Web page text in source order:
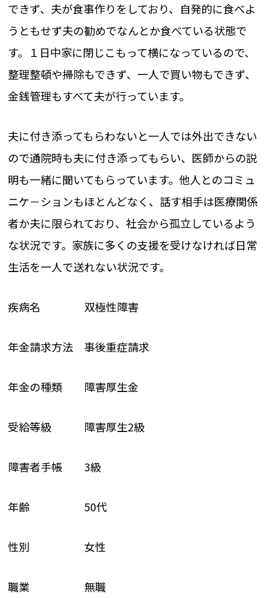
できず、夫が食事作りをしており、自発的に食べよ
うともせず夫の勧めでなんとか食べている状態で
す。１日中家に閉じこもって横になっているので、
整理整頓や掃除もできず、一人で買い物もできず、
金銭管理もすべて夫が行っています。
夫に付き添ってもらわないと一人では外出できない
ので通院時も夫に付き添ってもらい、医師からの説
明も一緒に聞いてもらっています。他人とのコミュ
ニケ－ションもほとんどなく、話す相手は医療関係
者か夫に限られており、社会から孤立しているよう
な状況です。家族に多くの支援を受けなければ日常
生活を一人で送れない状況です。
疾病名 双極性障害
年金請求方法 事後重症請求
年金の種類 障害厚生金
受給等級 障害厚生2級
障害者手帳 3級
年齢 50代
性別 女性
職業 無職